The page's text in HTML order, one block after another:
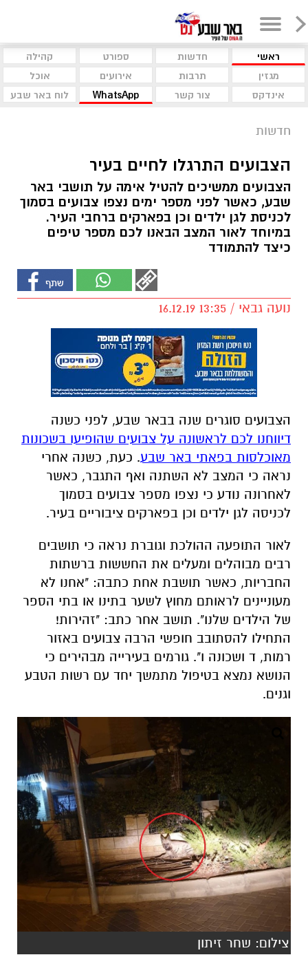
ראשי חדשות ספורט
קהילה
מגזין
תרבות אירועים
אוכל
אינדקס
צור קשר WhatsApp לוח באר שבע
חדשות
הצבועים התרגלו לחיים בעיר
הצבועים ממשיכים להטיל אימה על תושבי באר
שבע, כאשר לפני מספר ימים נצפו צבועים בסמוך
לכניסת לגן ילדים וכן בפארקים ברחבי העיר.
במיוחד לאור המצב הבאנו לכם מספר טיפים
כיצד להתמודד
נועה גבאי / 13:35 16.12.19
הצבועים סוגרים שנה בבאר שבע, לפני כשנה
דיווחנו לכם לראשונה על צבועים שהופיעו בשכונות
מאוכלסות בפאתי באר שבע. כעת, כשנה אחרי
נראה כי המצב לא השתנה ואף התגבר, כאשר
לאחרונה נודע כי נצפו מספר צבועים בסמוך
לכניסה לגן ילדים וכן בפארקים ציבוריים בעיר.
לאור התופעה ההולכת וגוברת נראה כי תושבים
רבים מבוהלים ומעלים את החששות ברשתות
החבריות, כאשר תושבת אחת כתבה: "אחנו לא
מעוניינים לראותם מחוץ לשער בתינו או בתי הספר
של הילדים שלנו". תושב אחר כתב: "זהירות!
התחילו להסתובב חופשי הרבה צבועים באזור
רמות, ד ושכונה ו". גורמים בעירייה מבהירים כי
הנושא נמצא בטיפול מתמשך יחד עם רשות הטבע
וגנים.
צילום: שחר זיתון